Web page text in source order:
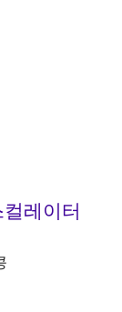
레이터